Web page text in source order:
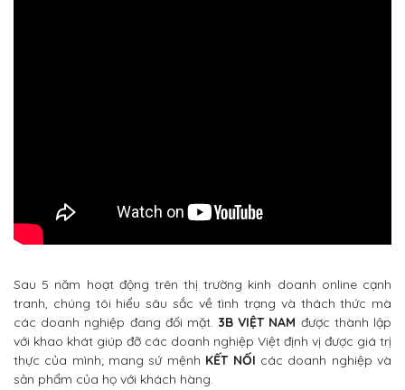
Sau 5 năm hoạt động trên thị trường kinh doanh online cạnh
tranh, chúng tôi hiểu sâu sắc về tình trạng và thách thức mà
các doanh nghiệp đang đối mặt. 3B VIỆT NAM được thành lập
với khao khát giúp đỡ các doanh nghiệp Việt định vị được giá trị
thực của mình; mang sứ mệnh KẾT NỐI các doanh nghiệp và
sản phẩm của họ với khách hàng.